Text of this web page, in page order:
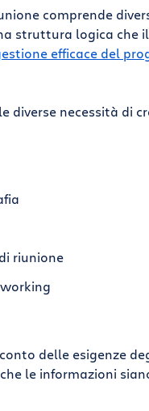
comprende
struttura logica
efficace del
necessità di
riunione
delle esigenze
le informazioni